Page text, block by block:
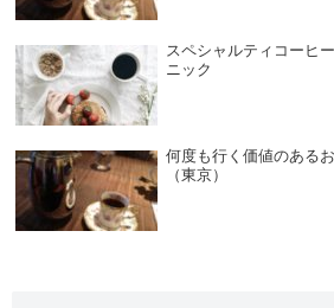
スペシャルティコーヒ
ニック
何度も行く価値のある
（東京）